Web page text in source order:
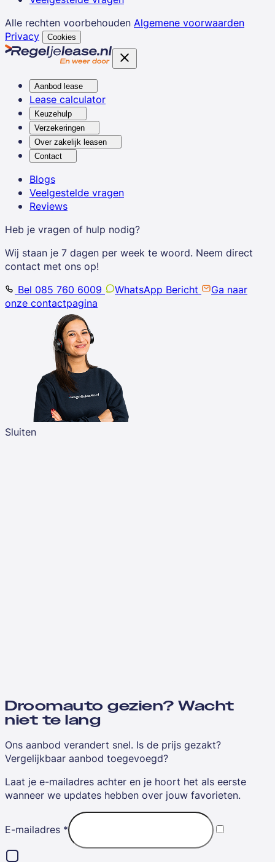
Alle rechten voorbehouden Algemene voorwaarden
Privacy
Cookies
Aanbod lease
Lease calculator
Keuzehulp
Verzekeringen
Over zakelijk leasen
Contact
Blogs
Veelgestelde vragen
Reviews
Heb je vragen of hulp nodig?
Wij staan je 7 dagen per week te woord. Neem direct
contact met ons op!
Bel 085 760 6009
WhatsApp Bericht
Ga naar
onze contactpagina
Sluiten
Droomauto gezien? Wacht
niet te lang
Ons aanbod verandert snel. Is de prijs gezakt?
Vergelijkbaar aanbod toegevoegd?
Laat je e-mailadres achter en je hoort het als eerste
wanneer we updates hebben over jouw favorieten.
E-mailadres *